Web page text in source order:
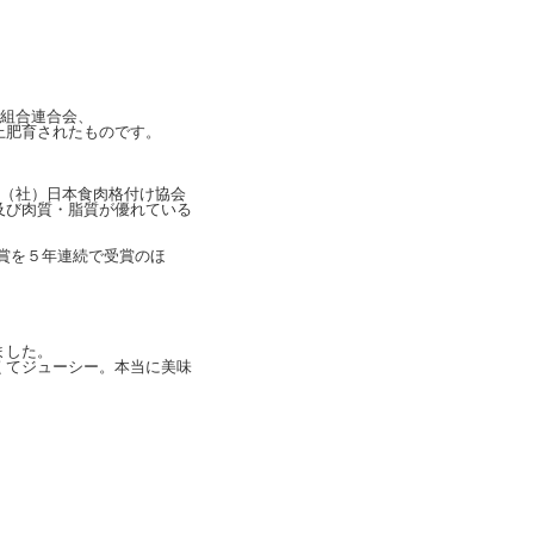
合連合会、
育されたものです。
社）日本食肉格付け協会
肉質・脂質が優れている
を５年連続で受賞のほ
た。
ジューシー。本当に美味